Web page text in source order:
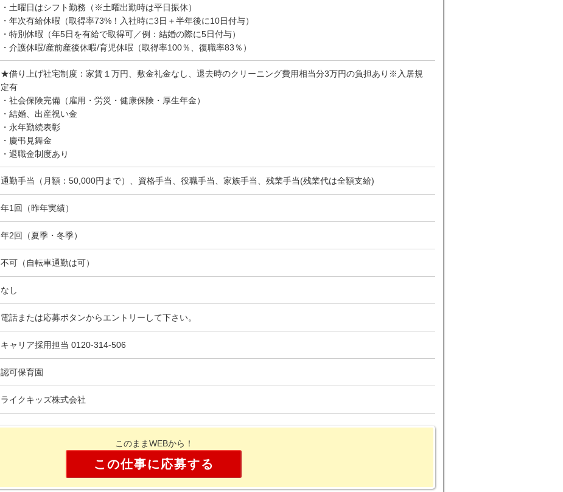
・土曜日はシフト勤務（※土曜出勤時は平日振休）
・年次有給休暇（取得率73%！入社時に3日＋半年後に10日付与）
・特別休暇（年5日を有給で取得可／例：結婚の際に5日付与）
・介護休暇/産前産後休暇/育児休暇（取得率100％、復職率83％）
★借り上げ社宅制度：家賃１万円、敷金礼金なし、退去時のクリーニング費用相当分3万円の負担あり※入居規
定有
・社会保険完備（雇用・労災・健康保険・厚生年金）
・結婚、出産祝い金
・永年勤続表彰
・慶弔見舞金
・退職金制度あり
通勤手当（月額：50,000円まで）、資格手当、役職手当、家族手当、残業手当(残業代は全額支給)
年1回（昨年実績）
年2回（夏季・冬季）
不可（自転車通勤は可）
なし
電話または応募ボタンからエントリーして下さい。
キャリア採用担当 0120-314-506
認可保育園
ライクキッズ株式会社
このままWEBから！
この仕事に応募する